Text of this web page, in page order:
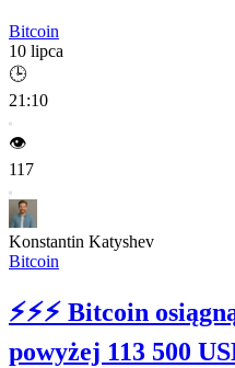
Bitcoin
10 lipca
🕒
21:10
👁️
117
Konstantin Katyshev
Bitcoin
⚡⚡⚡ Bitcoin
powyżej 113 500